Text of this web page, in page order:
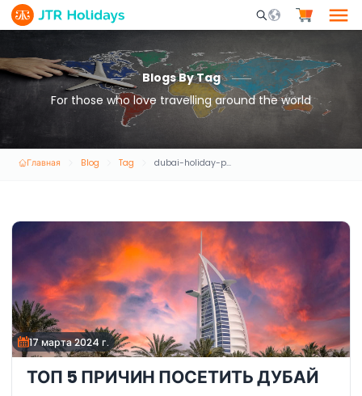
Mobile Search
Blogs By Tag
For those who love travelling around the world
Главная Blog Tag dubai-holiday-package
17 марта 2024 г.
ТОП 5 ПРИЧИН ПОСЕТИТЬ ДУБАЙ